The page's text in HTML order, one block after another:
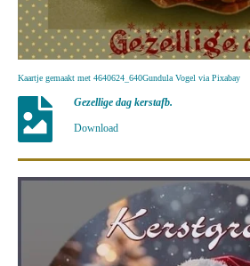
Kaartje gemaakt met 4640624_640Gundula Vogel via Pixabay
Gezellige dag kerstafb.
Download